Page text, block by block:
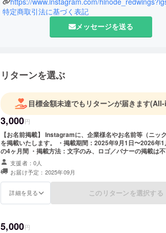
特定商取引法に基づく表記
メッセージを送る
リターンを選ぶ
目標金額未達でもリターンが届きます(All-
3,000円
【お名前掲載】 Instagramに、企業様名やお名前等（ニッ
を掲載いたします。 ・掲載期間：2025年9月1日〜2026年
の4ヶ月間 ・掲載方法：文字のみ、ロゴ／バナーの掲載は
時、必ず備考欄に希望されるお名前をご記入ください。 ※このリターン
は、3000円、5000円、10000円と同じ内容です。
支援者：0人
お届け予定：2025年09月
詳細を見る このリターンを選択する
5,000円